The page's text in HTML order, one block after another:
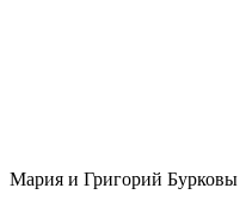
Мария и Григорий Бурковы